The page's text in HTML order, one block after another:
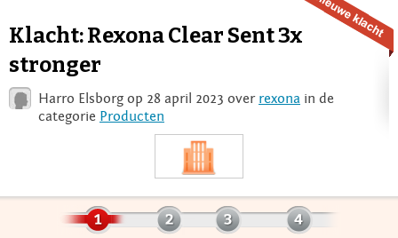
Login
Klacht: Rexona Clear Sent 3x
stronger
Harro Elsborg op 28 april 2023 over rexona in de
categorie Producten